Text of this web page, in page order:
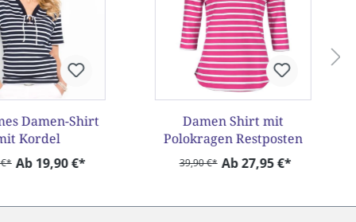
Damen-Shirt
Kordel
Ab 19,90 €*
Damen Shirt mit
Polokragen Restposten
39,90 €* Ab 27,95 €*